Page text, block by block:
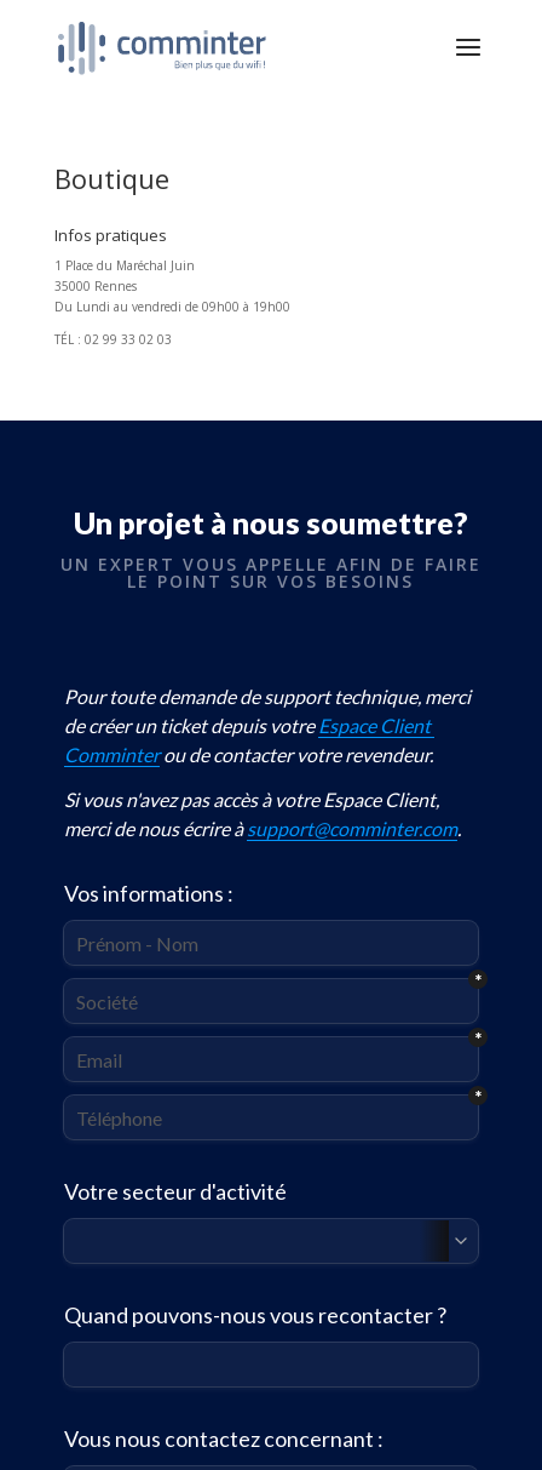
Boutique
Infos pratiques
1 Place du Maréchal Juin
35000 Rennes
Du Lundi au vendredi de 09h00 à 19h00
TÉL : 02 99 33 02 03
Un projet à nous soumettre?
UN EXPERT VOUS APPELLE AFIN DE FAIRE
LE POINT SUR VOS BESOINS